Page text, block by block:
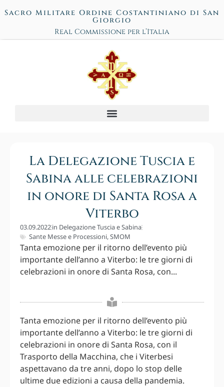
Sacro Militare Ordine Costantiniano di San
Giorgio
Real Commissione per l’Italia
La Delegazione Tuscia e
Sabina alle celebrazioni
in onore di Santa Rosa a
Viterbo
03.09.2022in Delegazione Tuscia e Sabina
Sante Messe e Processioni,SMOM
Tanta emozione per il ritorno dell’evento più
importante dell’anno a Viterbo: le tre giorni di
celebrazioni in onore di Santa Rosa, con...
Tanta emozione per il ritorno dell’evento più
importante dell’anno a Viterbo: le tre giorni di
celebrazioni in onore di Santa Rosa, con il
Trasporto della Macchina, che i Viterbesi
aspettavano da tre anni, dopo lo stop delle
ultime due edizioni a causa della pandemia.